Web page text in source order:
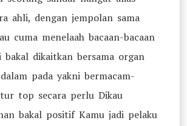
ahli, dengan jempolan sama
cuma menelaah bacaan-bacaan
bakal dikaitkan bersama organ
pada yakni bermacam-
top secara perlu Dikau
bakal positif Kamu jadi pelaku